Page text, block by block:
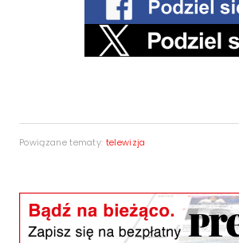
Powiązane tematy: telewizja